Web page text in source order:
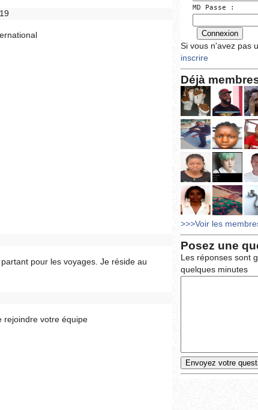
pour les voyages. Je réside au
rejoindre votre équipe
MD Passe :
Si vous n'avez pas
inscrire
Déjà
>>>Voir les
Posez une
Les réponses sont
quelques minutes